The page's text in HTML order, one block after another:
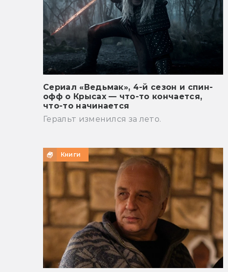
Сериал «Ведьмак», 4-й сезон и спин-
офф о Крысах — что-то кончается,
что-то начинается
Геральт изменился за лето.
Книги